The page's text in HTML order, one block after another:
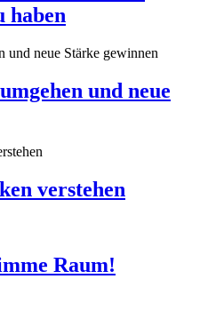
haben
und neue
verstehen
Raum!